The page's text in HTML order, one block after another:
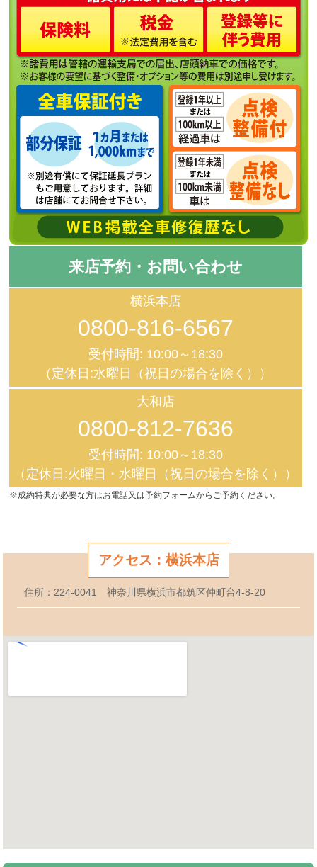
来店予約・お問い合わせ
横浜本店
0800-816-6567
受付時間: 10:00～18:30
（定休日:水曜日（祝日の場合を除く））
大和店
0800-812-7636
受付時間: 10:00～18:30
（定休日:火曜日・水曜日（祝日の場合を除く））
※成約特典が必要な方はお電話又は予約フォームからご予約ください。
アクセス：横浜本店
住所：224-0041 神奈川県横浜市都筑区仲町台4-8-20